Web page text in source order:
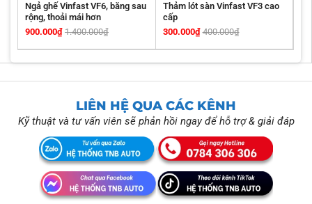
Ngả ghế Vinfast VF6, băng sau
rộng, thoải mái hơn
900.000₫ 1.400.000₫
Thảm lót sàn Vinfast VF3 cao
cấp
300.000₫ 400.000₫
LIÊN HỆ QUA CÁC KÊNH
Kỹ thuật và tư vấn viên sẽ phản hồi ngay để hỗ trợ & giải đáp